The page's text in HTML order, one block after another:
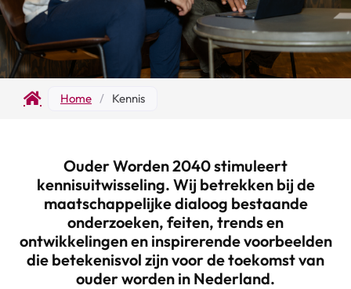
Home / Kennis
Ouder Worden 2040 stimuleert
kennisuitwisseling. Wij betrekken bij de
maatschappelijke dialoog bestaande
onderzoeken, feiten, trends en
ontwikkelingen en inspirerende voorbeelden
die betekenisvol zijn voor de toekomst van
ouder worden in Nederland.